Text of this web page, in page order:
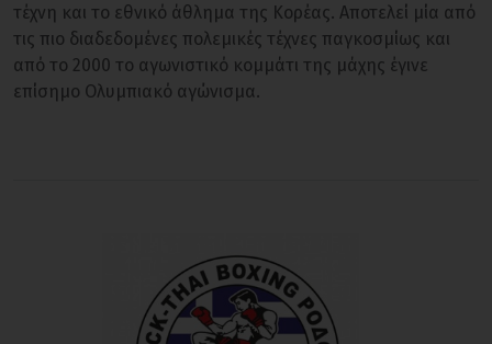
τέχνη και το εθνικό άθλημα της Κορέας. Αποτελεί μία από
τις πιο διαδεδομένες πολεμικές τέχνες παγκοσμίως και
από το 2000 το αγωνιστικό κομμάτι της μάχης έγινε
επίσημο Ολυμπιακό αγώνισμα.